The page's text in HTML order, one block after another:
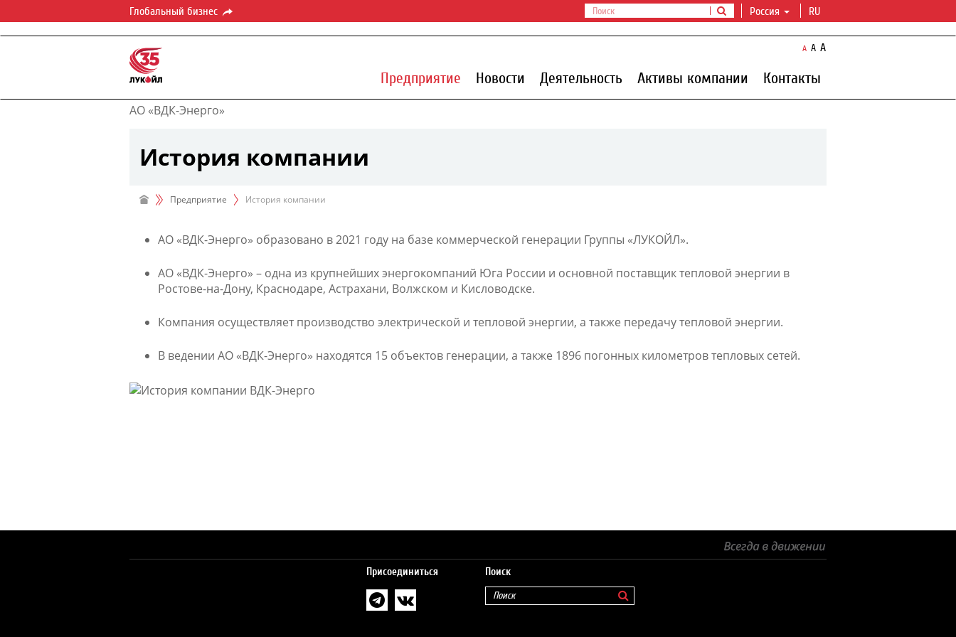
Глобальный бизнес Россия RU
A A A
Предприятие Новости Деятельность Активы компании Контакты
АО «ВДК-Энерго»
История компании
Предприятие История компании
АО «ВДК-Энерго» образовано в 2021 году на базе коммерческой генерации Группы «ЛУКОЙЛ».
АО «ВДК-Энерго» – одна из крупнейших энергокомпаний Юга России и основной поставщик тепловой энергии в
Ростове-на-Дону, Краснодаре, Астрахани, Волжском и Кисловодске.
Компания осуществляет производство электрической и тепловой энергии, а также передачу тепловой энергии.
В ведении АО «ВДК-Энерго» находятся 15 объектов генерации, а также 1896 погонных километров тепловых сетей.
Присоединиться Поиск